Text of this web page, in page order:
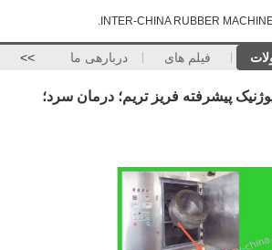
INTER-CHINA RUBBER
فیلم های دربارهی ما >>
پیشرفته فریز تریم؛ درمان سرد؛